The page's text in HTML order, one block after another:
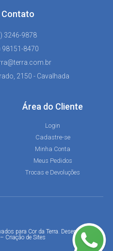
Contato
3246-9878
98151-8470
2150 - Cavalhada
Área do Cliente
Login
Cadastre-se
Minha Conta
Meus Pedidos
Trocas e Devoluções
para Cor da Terra. Desenvolvido
– Criação de Sites